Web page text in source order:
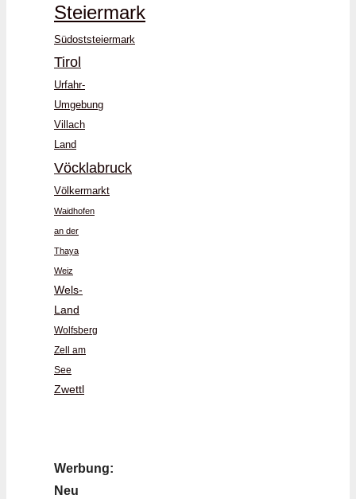
Steiermark
Südoststeiermark
Tirol
Urfahr-
Umgebung
Villach
Land
Vöcklabruck
Völkermarkt
Waidhofen
an der
Thaya
Weiz
Wels-
Land
Wolfsberg
Zell am
See
Zwettl
Werbung:
Neu